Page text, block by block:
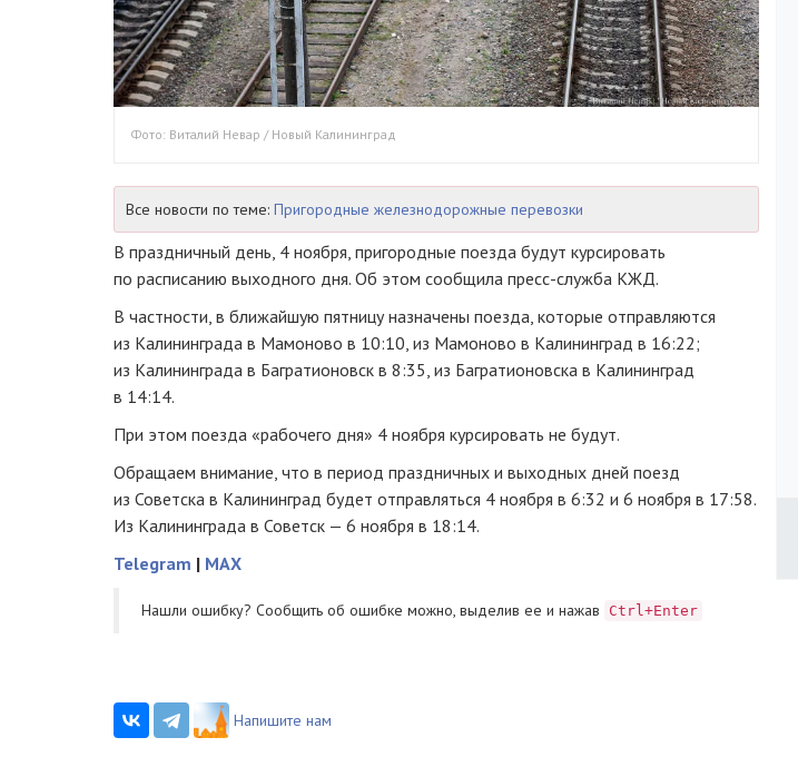
Фото: Виталий Невар / Новый Калининград
Все новости по теме: Пригородные железнодорожные перевозки
В праздничный день, 4 ноября, пригородные поезда будут курсировать
по расписанию выходного дня. Об этом сообщила пресс-служба КЖД.
В частности, в ближайшую пятницу назначены поезда, которые отправляются
из Калининграда в Мамоново в 10:10, из Мамоново в Калининград в 16:22;
из Калининграда в Багратионовск в 8:35, из Багратионовска в Калининград
в 14:14.
При этом поезда «рабочего дня» 4 ноября курсировать не будут.
Обращаем внимание, что в период праздничных и выходных дней поезд
из Советска в Калининград будет отправляться 4 ноября в 6:32 и 6 ноября в 17:58.
Из Калининграда в Советск — 6 ноября в 18:14.
Telegram | MAX
Нашли ошибку? Cообщить об ошибке можно, выделив ее и нажав Ctrl+Enter
Напишите нам